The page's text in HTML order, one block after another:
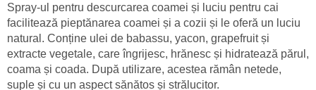
Spray-ul pentru descurcarea coamei și luciu pentru cai
facilitează pieptănarea coamei și a cozii și le oferă un luciu
natural. Conține ulei de babassu, yacon, grapefruit și
extracte vegetale, care îngrijesc, hrănesc și hidratează părul,
coama și coada. După utilizare, acestea rămân netede,
suple și cu un aspect sănătos și strălucitor.